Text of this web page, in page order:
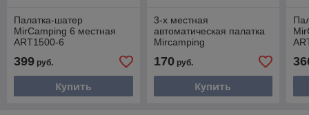
Палатка-шатер
MirCamping 6 местная
ART1500-6
399 руб.
Купить
3-х местная
автоматическая палатка
Mircamping
170руб.
Купить